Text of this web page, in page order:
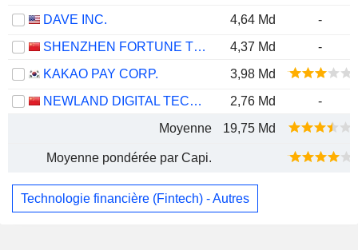
DAVE INC.
4,64 Md
-
SHENZHEN FORTUNE TREND TECHNOLOGY CO., LTD.
4,37 Md
-
KAKAO PAY CORP.
3,98 Md
NEWLAND DIGITAL TECHNOLOGY CO.,LTD.
2,76 Md
-
Moyenne
19,75 Md
Moyenne pondérée par Capi.
Technologie financière (Fintech) - Autres